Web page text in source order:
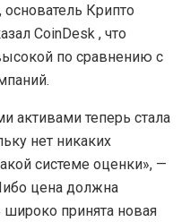
Криптo
CoinDesk , что
по сравнению с
активами теперь стала
нет никаких
системе оценки», —
цена должна
принята новая